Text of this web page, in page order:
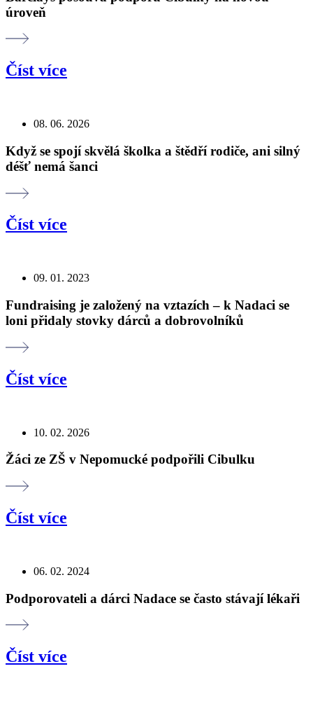
úroveň
Číst více
08. 06. 2026
Když se spojí skvělá školka a štědří rodiče, ani silný
déšť nemá šanci
Číst více
09. 01. 2023
Fundraising je založený na vztazích – k Nadaci se
loni přidaly stovky dárců a dobrovolníků
Číst více
10. 02. 2026
Žáci ze ZŠ v Nepomucké podpořili Cibulku
Číst více
06. 02. 2024
Podporovateli a dárci Nadace se často stávají lékaři
Číst více